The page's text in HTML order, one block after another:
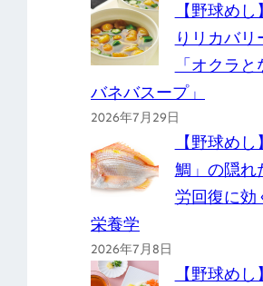
【野球め
りリカバリ
「オクラ
バネバスープ」
2026年7月29日
【野球め
鯛」の隠れ
労回復に効
栄養学
2026年7月8日
【野球め